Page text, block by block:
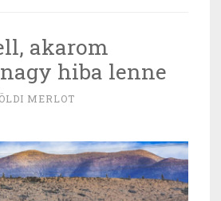
akarom
hiba lenne
MERLOT